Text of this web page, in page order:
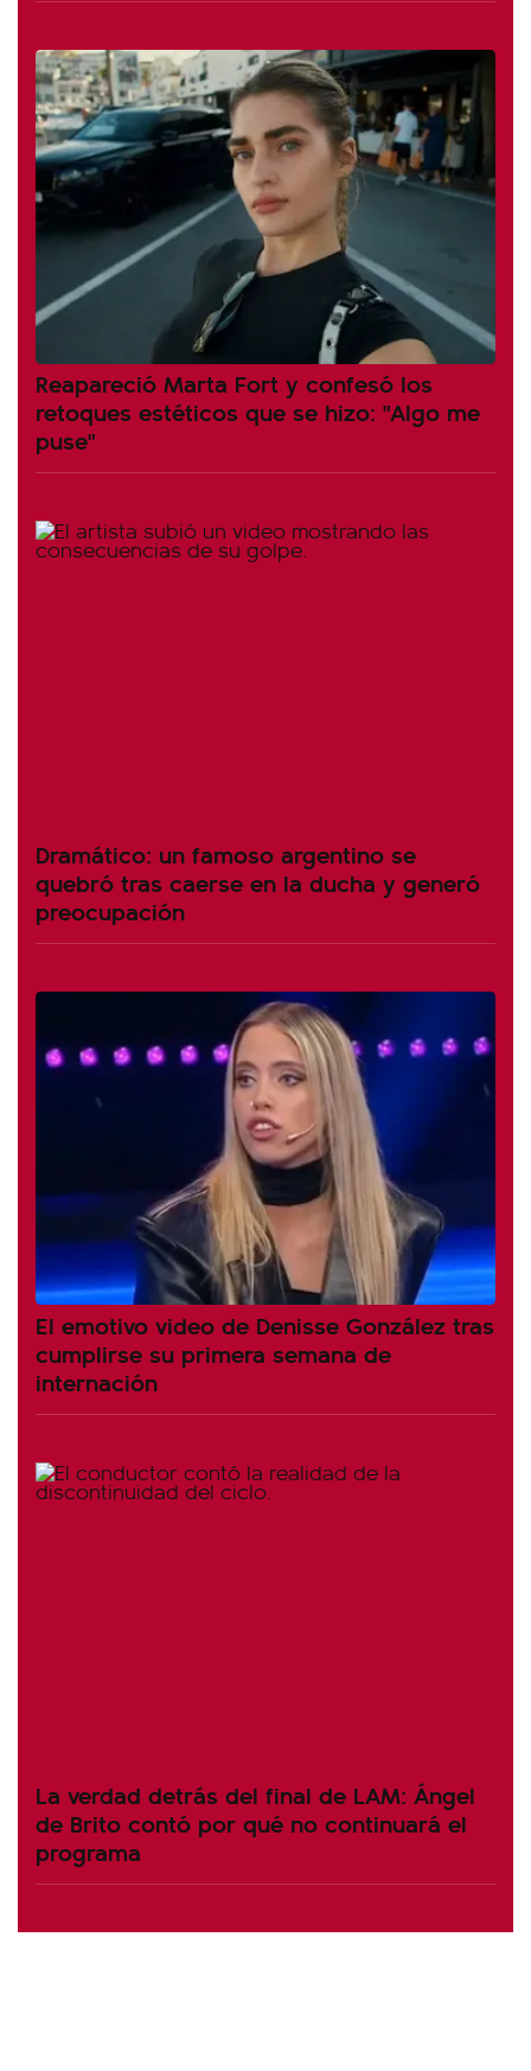
Reapareció Marta Fort y confesó los
retoques estéticos que se hizo: "Algo me
puse"
Dramático: un famoso argentino se
quebró tras caerse en la ducha y generó
preocupación
El emotivo video de Denisse González tras
cumplirse su primera semana de
internación
La verdad detrás del final de LAM: Ángel
de Brito contó por qué no continuará el
programa